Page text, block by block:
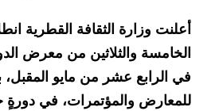
أعلنت وزارة الثقافة القطرية
الخامسة والثلاثين من معرض
في الرابع عشر من مايو المقبل،
للمعارض والمؤتمرات، في دورةٍ